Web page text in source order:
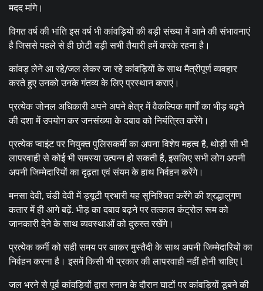
मदद मांगे।
विगत वर्ष की भांति इस वर्ष भी कांवड़ियों की बड़ी संख्या में आने की संभावनाएं
है जिससे पहले से ही छोटी बड़ी सभी तैयारी हमें करके रहना है।
कांवड़ लेने आ रहे/जल लेकर जा रहे कांवड़ियों के साथ मैत्रीपूर्ण व्यवहार
करते हुए उनको उनके गंतव्य के लिए प्रस्थान कराएं।
प्रत्येक जोनल अधिकारी अपने अपने क्षेत्र में वैकल्पिक मार्गों का भीड़ बढ़ने
की दशा में उपयोग कर जनसंख्या के दबाव को नियंत्रित करेंगे।
प्रत्येक प्वाइंट पर नियुक्त पुलिसकर्मी का अपना विशेष महत्व है, थोड़ी सी भी
लापरवाही से कोई भी समस्या उत्पन्न हो सकती है, इसलिए सभी लोग अपनी
अपनी जिम्मेदारियों का दृढ़ता एवं संयम के हाथ निर्वहन करेंगे।
मनसा देवी, चंडी देवी में ड्यूटी प्रभारी यह सुनिश्चित करेंगे की श्रद्धालुगण
कतार में ही आगे बढ़ें. भीड़ का दबाव बढ़ने पर तत्काल कंट्रोल रूम को
जानकारी देने के साथ व्यवस्थाओं को दुरुस्त रखेंगे।
प्रत्येक कर्मी को सही समय पर आकर मुस्तैदी के साथ अपनी जिम्मेदारियों का
निर्वहन करना है। इसमें किसी भी प्रकार की लापरवाही नहीं होनी चाहिए l
जल भरने से पूर्व कांवड़ियों द्वारा स्नान के दौरान घाटों पर कांवड़ियों डूबने की